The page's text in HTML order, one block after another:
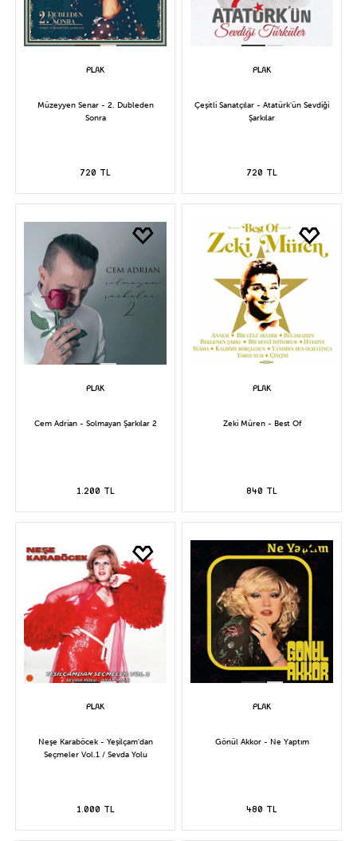
Müzeyyen Senar - 2. Dubleden
Sonra
720 TL
Çeşitli Sanatçılar - Atatürk'ün Sevdiği
Şarkılar
720 TL
Cem Adrian - Solmayan Şarkılar 2
1.200 TL
Zeki Müren - Best Of
840 TL
Neşe Karaböcek - Yeşilçam'dan
Seçmeler Vol.1 / Sevda Yolu
1.000 TL
Gönül Akkor - Ne Yaptım
480 TL